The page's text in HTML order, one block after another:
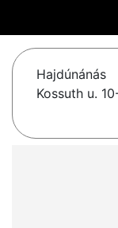
Hajdúnánás
Kossuth u.